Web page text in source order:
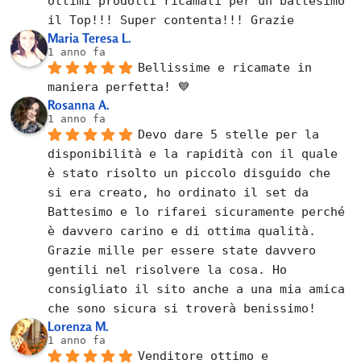
il Top!!! Super contenta!!! Grazie
Maria Teresa L.
1 anno fa
Bellissime e ricamate in
maniera perfetta! 💙
Rosanna A.
1 anno fa
Devo dare 5 stelle per la
disponibilità e la rapidità con il quale
è stato risolto un piccolo disguido che
si era creato, ho ordinato il set da
Battesimo e lo rifarei sicuramente perché
è davvero carino e di ottima qualità.
Grazie mille per essere state davvero
gentili nel risolvere la cosa. Ho
consigliato il sito anche a una mia amica
che sono sicura si troverà benissimo!
Lorenza M.
1 anno fa
Venditore ottimo e